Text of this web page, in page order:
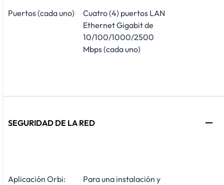
Puertos (cada uno)
Cuatro (4) puertos LAN
Ethernet Gigabit de
10/100/1000/2500
Mbps (cada uno)
SEGURIDAD DE LA RED
Aplicación Orbi:
Para una instalación y